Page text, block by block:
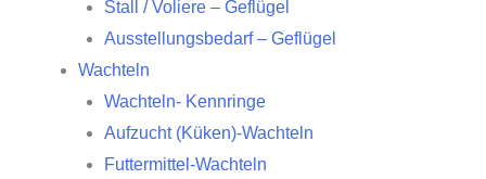
Stall / Voliere – Geflügel
Ausstellungsbedarf – Geflügel
Wachteln
Wachteln- Kennringe
Aufzucht (Küken)-Wachteln
Futtermittel-Wachteln